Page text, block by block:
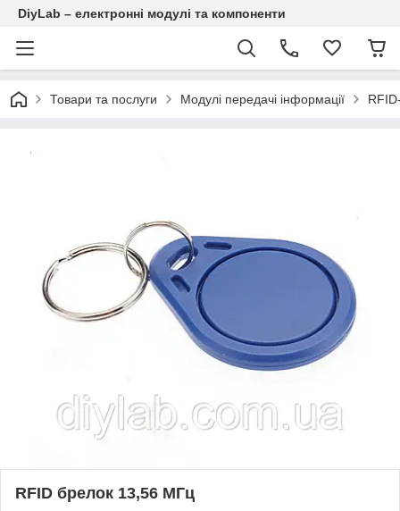
DiyLab – електронні модулі та компоненти
Товари та послуги Модулі передачі інформації
RFID брелок 13,56 МГц